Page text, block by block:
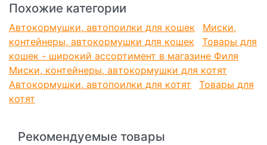
Похожие категории
Автокормушки, автопоилки для кошек
Миски,
контейнеры, автокормушки для кошек
Товары для
кошек - широкий ассортимент в магазине Филя
Миски, контейнеры, автокормушки для котят
Автокормушки, автопоилки для котят
Товары для
котят
Рекомендуемые товары